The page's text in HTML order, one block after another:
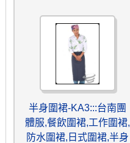
半身圍裙-KA3:::台南團
體服,餐飲圍裙,工作圍裙,
防水圍裙,日式圍裙,半身